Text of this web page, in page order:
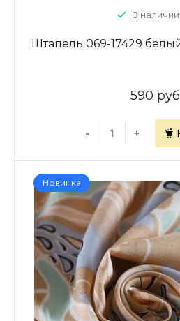
В наличии:
Штапель 069-17429
590
- +
Новинка